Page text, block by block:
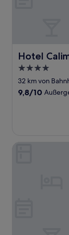
Hotel
Hotel
4.0-
Sterne-
Unterkunft
32 km von
9.8
9,8/10